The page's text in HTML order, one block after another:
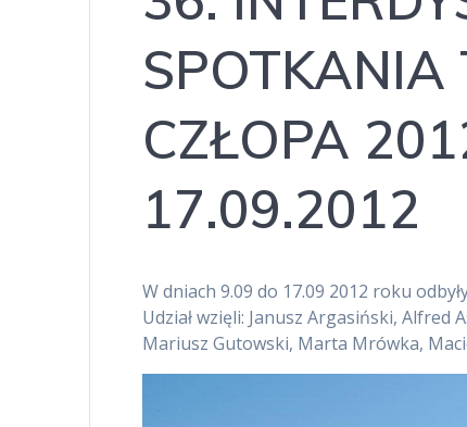
CZŁOPA
17.09.2012
W dniach 9.09 do 17.09 2012 roku
Udział wzięli: Janusz Argasiński, Alfred
Mariusz Gutowski, Marta Mrówka,